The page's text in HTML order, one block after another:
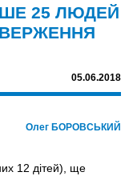
25 ЛЮДЕЙ
05.06.2018
Олег БОРОВСЬКИЙ
12 дітей), ще